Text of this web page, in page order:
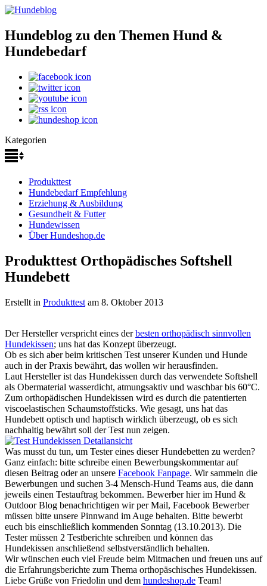
Hundeblog zu den Themen Hund &
Hundebedarf
Kategorien
Produkttest
Hundebedarf Empfehlung
Erziehung & Ausbildung
Gesundheit & Futter
Hundewissen
Über Hundeshop.de
Produkttest Orthopädisches Softshell
Hundebett
Erstellt in Produkttest am 8. Oktober 2013
Der Hersteller verspricht eines derbesten orthopädisch sinnvollen
Hundekissen; uns hat das Konzept überzeugt.
Ob es sich aber beim kritischen Test unserer Kunden und Hunde
auch in der Praxis bewährt, das wollen wir herausfinden.
Laut Hersteller ist das Hundekissen durch das verwendete Softshell
als Obermaterial wasserdicht, atmungsaktiv und waschbar bis 60°C.
Zum orthopädischen Hundekissen wird es durch die patentierten
viscoelastischen Schaumstoffsticks. Wie gesagt, uns hat das
Hundebett optisch und haptisch wirklich überzeugt, ob es sich
nachhaltig bewährt soll der Test nun zeigen.
Was musst du tun, um Tester eines dieser Hundebetten zu werden?
Ganz einfach: bitte schreibe einen Bewerbungskommentar auf
diesen Beitrag oder an unsere Facebook Fanpage. Wir sammeln die
Bewerbungen und suchen 3-4 Mensch-Hund Teams aus, die dann
jeweils einen Testauftrag bekommen. Bewerber hier im Hund &
Outdoor Blog benachrichtigen wir per Mail, Facebook Bewerber
müssen bitte unsere Pinnwand im Auge behalten. Bitte bewerbt
euch bis einschließlich kommenden Sonntag (13.10.2013). Die
Tester müssen 2 Testberichte schreiben und können das
Hundekissen anschließend selbstverständlich behalten.
Wir wünschen euch viel Freude beim Mitmachen und freuen uns auf
die Erfahrungsberichte zum Thema orthopäschisches Hundekissen.
Liebe Grüße von Friedolin und dem hundeshop.de Team!